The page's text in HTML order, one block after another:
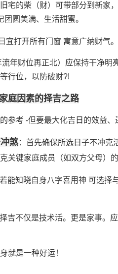
宅的柴（财）可带部分到新家
圆美满、生活甜蜜。
宜打开所有门窗 寓意广纳财气
年财位再正北）应保持干净明
行位，以防破财?!
庭因素的择吉之路
参考 -但要最大化吉日的效益、
煞：首先确保所选日子不冲克
关键家庭成员（如双方父母）
能知晓自身八字喜用神 可选择
吉不仅是技术活。更是家事。
就是一种好运！